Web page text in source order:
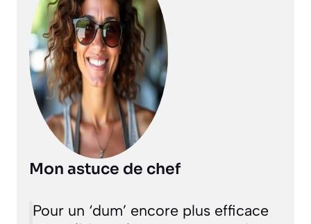
Mon astuce de chef
Pour un ‘dum’ encore plus efficace